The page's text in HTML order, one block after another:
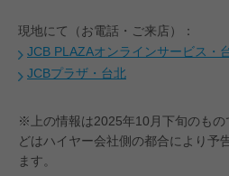
現地にて（お電話・ご来店）：
JCB PLAZAオンラインサービス・
JCBプラザ・台北
※上の情報は2025年10月下旬のもの
どはハイヤー会社側の都合により予
ます。